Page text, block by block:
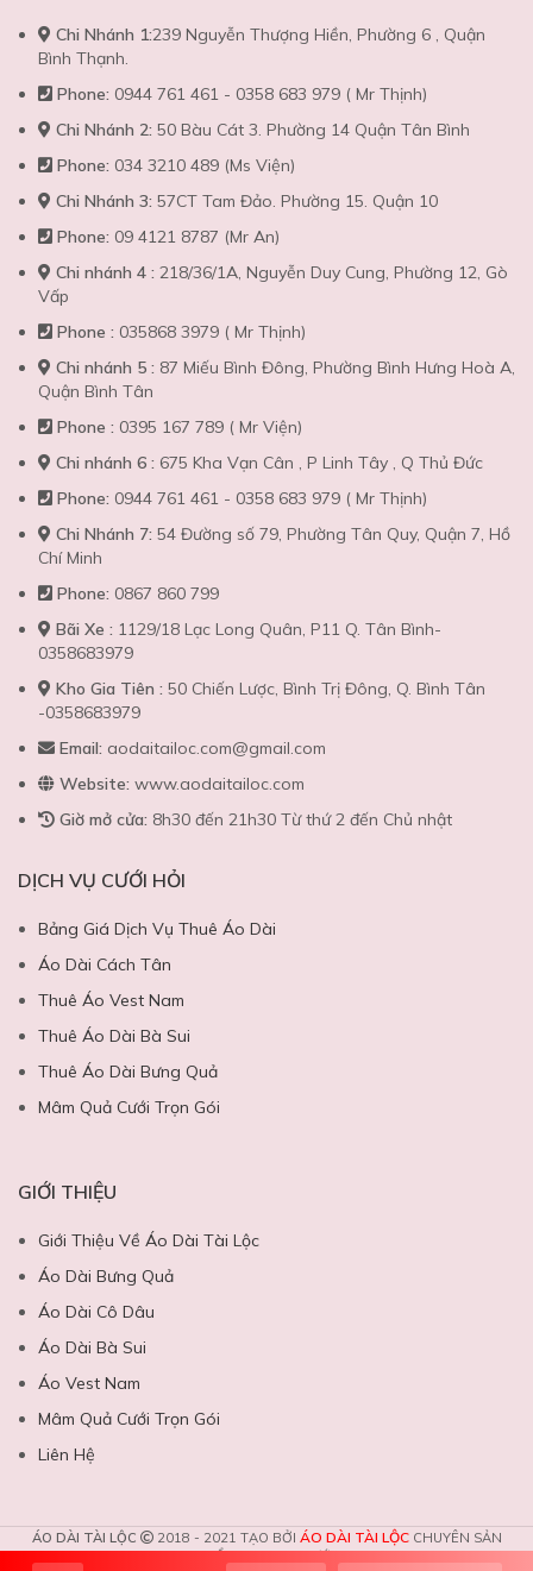
Chi Nhánh 1:239 Nguyễn Thượng Hiền, Phường 6 , Quận
Bình Thạnh.
Phone: 0944 761 461 - 0358 683 979 ( Mr Thịnh)
Chi Nhánh 2: 50 Bàu Cát 3. Phường 14 Quận Tân Bình
Phone: 034 3210 489 (Ms Viện)
Chi Nhánh 3: 57CT Tam Đảo. Phường 15. Quận 10
Phone: 09 4121 8787 (Mr An)
Chi nhánh 4 : 218/36/1A, Nguyễn Duy Cung, Phường 12, Gò
Vấp
Phone : 035868 3979 ( Mr Thịnh)
Chi nhánh 5 : 87 Miếu Bình Đông, Phường Bình Hưng Hoà A,
Quận Bình Tân
Phone : 0395 167 789 ( Mr Viện)
Chi nhánh 6 : 675 Kha Vạn Cân , P Linh Tây , Q Thủ Đức
Phone: 0944 761 461 - 0358 683 979 ( Mr Thịnh)
Chi Nhánh 7: 54 Đường số 79, Phường Tân Quy, Quận 7, Hồ
Chí Minh
Phone: 0867 860 799
Bãi Xe : 1129/18 Lạc Long Quân, P11 Q. Tân Bình-
0358683979
Kho Gia Tiên : 50 Chiến Lược, Bình Trị Đông, Q. Bình Tân
-0358683979
Email: aodaitailoc.com@gmail.com
Website: www.aodaitailoc.com
Giờ mở cửa: 8h30 đến 21h30 Từ thứ 2 đến Chủ nhật
DỊCH VỤ CƯỚI HỎI
Bảng Giá Dịch Vụ Thuê Áo Dài
Áo Dài Cách Tân
Thuê Áo Vest Nam
Thuê Áo Dài Bà Sui
Thuê Áo Dài Bưng Quả
Mâm Quả Cưới Trọn Gói
GIỚI THIỆU
Giới Thiệu Về Áo Dài Tài Lộc
Áo Dài Bưng Quả
Áo Dài Cô Dâu
Áo Dài Bà Sui
Áo Vest Nam
Mâm Quả Cưới Trọn Gói
Liên Hệ
ÁO DÀI TÀI LỘC 2018 - 2021 TẠO BỞI ÁO DÀI TÀI LỘC CHUYÊN SẢN